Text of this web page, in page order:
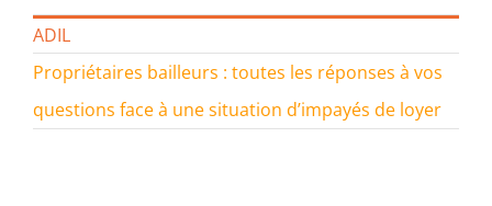
ADIL
Propriétaires bailleurs : toutes les réponses à vos
questions face à une situation d’impayés de loyer